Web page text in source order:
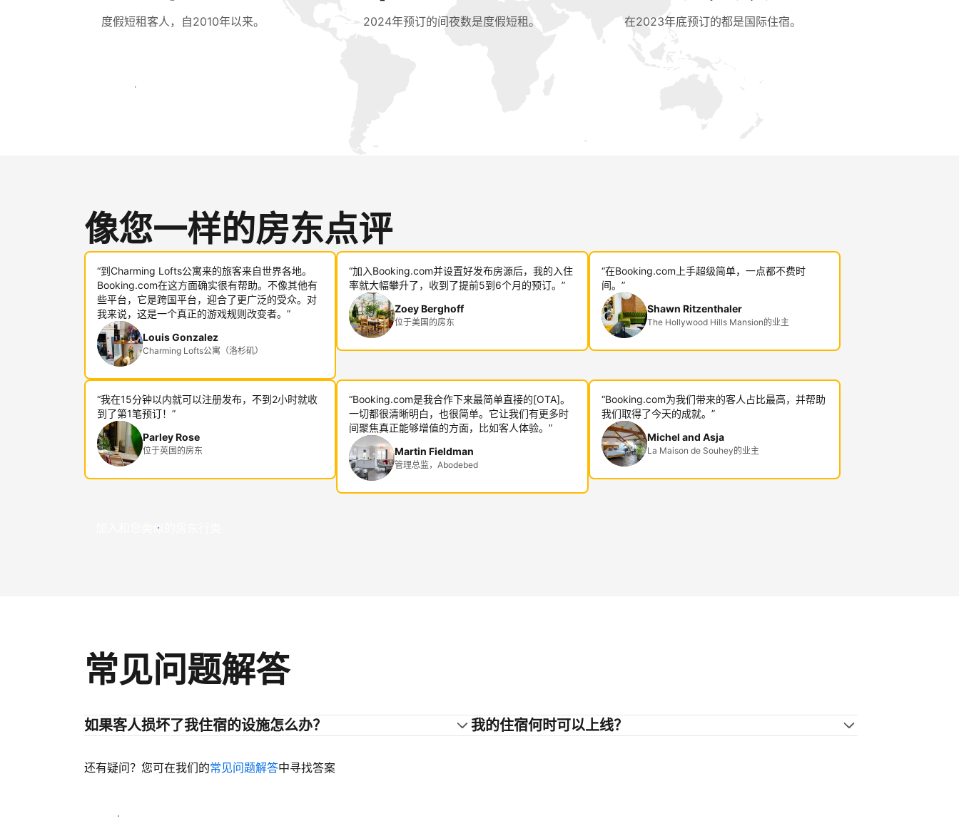
度假短租客人，自2010年以来。 2024年预订的间夜数是度假短租。 在2023年底预订的都是国际住宿。
立即触达新客人
像您一样的房东点评
“到Charming Lofts公寓来的旅客来自世界各地。
Booking.com在这方面确实很有帮助。不像其他有
些平台，它是跨国平台，迎合了更广泛的受众。对
我来说，这是一个真正的游戏规则改变者。”
Louis Gonzalez
Charming Lofts公寓（洛杉矶）
“加入Booking.com并设置好发布房源后，我的入住
率就大幅攀升了，收到了提前5到6个月的预订。”
Zoey Berghoff
位于美国的房东
“在Booking.com上手超级简单，一点都不费时
间。”
Shawn Ritzenthaler
The Hollywood Hills Mansion的业主
“我在15分钟以内就可以注册发布，不到2小时就收
到了第1笔预订！”
Parley Rose
位于英国的房东
“Booking.com是我合作下来最简单直接的[OTA]。
一切都很清晰明白，也很简单。它让我们有更多时
间聚焦真正能够增值的方面，比如客人体验。”
Martin Fieldman
管理总监，Abodebed
“Booking.com为我们带来的客人占比最高，并帮助
我们取得了今天的成就。”
Michel and Asja
La Maison de Souhey的业主
加入和您类似的房东行类
常见问题解答
如果客人损坏了我住宿的设施怎么办？ 我的住宿何时可以上线？
还有疑问？您可在我们的常见问题解答中寻找答案
开始迎客